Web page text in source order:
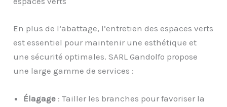
En plus de l’abattage, l’entretien des espaces verts
est essentiel pour maintenir une esthétique et
une sécurité optimales. SARL Gandolfo propose
une large gamme de services :
Élagage : Tailler les branches pour favoriser la